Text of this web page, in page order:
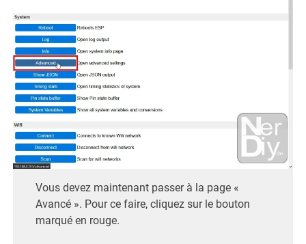
Vous devez maintenant passer à la page «
Avancé ». Pour ce faire, cliquez sur le bouton
marqué en rouge.